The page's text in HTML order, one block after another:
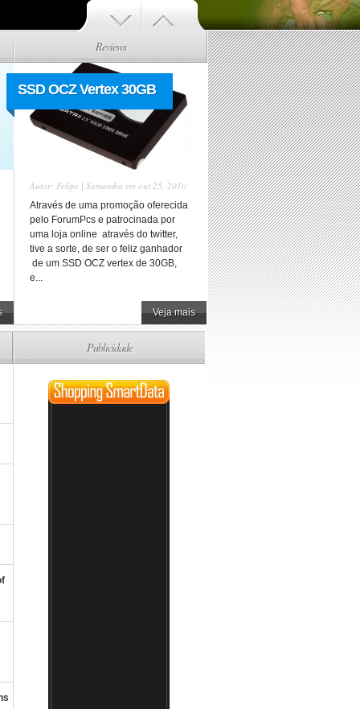
Reviews
SSD OCZ Vertex 30GB
Autor: Felipe | Samamba em out 25, 2010
Através de uma promoção oferecida
pelo ForumPcs e patrocinada por
uma loja online através do twitter,
tive a sorte, de ser o feliz ganhador
de um SSD OCZ vertex de 30GB,
e...
Veja mais
Publicidade